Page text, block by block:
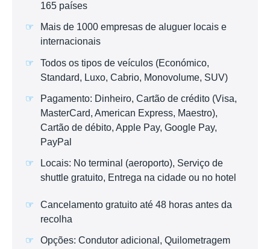
165 países
Mais de 1000 empresas de aluguer locais e
internacionais
Todos os tipos de veículos (Económico,
Standard, Luxo, Cabrio, Monovolume, SUV)
Pagamento: Dinheiro, Cartão de crédito (Visa,
MasterCard, American Express, Maestro),
Cartão de débito, Apple Pay, Google Pay,
PayPal
Locais: No terminal (aeroporto), Serviço de
shuttle gratuito, Entrega na cidade ou no hotel
Cancelamento gratuito até 48 horas antes da
recolha
Opções: Condutor adicional, Quilometragem